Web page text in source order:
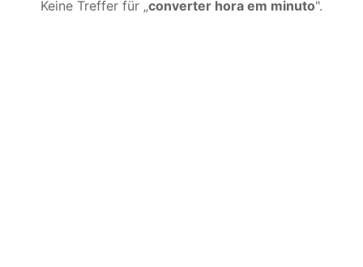
Keine Treffer für „converter hora em minuto".